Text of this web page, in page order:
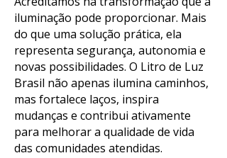
iluminação pode proporcionar. Mais
do que uma solução prática, ela
representa segurança, autonomia e
novas possibilidades. O Litro de Luz
Brasil não apenas ilumina caminhos,
mas fortalece laços, inspira
mudanças e contribui ativamente
para melhorar a qualidade de vida
das comunidades atendidas.